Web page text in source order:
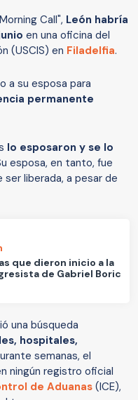
Call", León habría
en una oficina del
(USCIS) en Filadelfia.
a su esposa para
permanente
lo esposaron y se lo
esposa, en tanto, fue
liberada, a pesar de
que dieron inicio a la
de Gabriel Boric
una búsqueda
hospitales,
semanas, el
ningún registro oficial
de Aduanas(ICE),